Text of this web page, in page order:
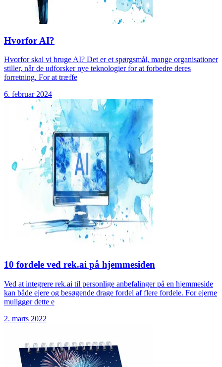
Hvorfor AI?
Hvorfor skal vi bruge AI? Det er et spørgsmål, mange organisationer
stiller, når de udforsker nye teknologier for at forbedre deres
forretning. For at træffe
6. februar 2024
10 fordele ved rek.ai på hjemmesiden
Ved at integrere rek.ai til personlige anbefalinger på en hjemmeside
kan både ejere og besøgende drage fordel af flere fordele. For ejerne
muliggør dette e
2. marts 2022